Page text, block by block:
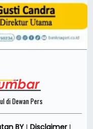
di Dewan Pers
| |